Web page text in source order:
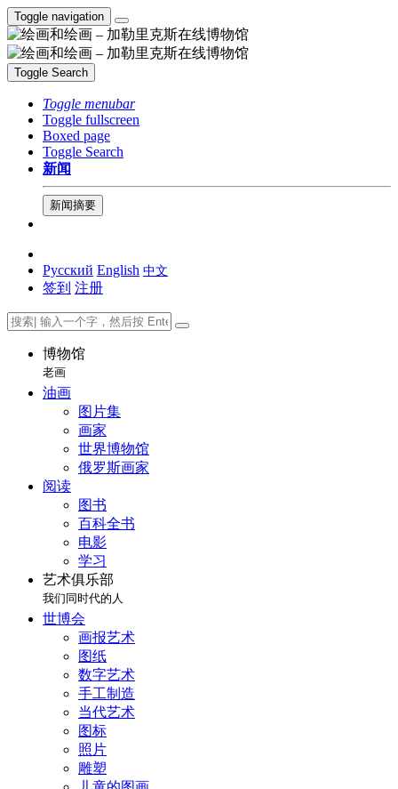
Toggle navigation
Toggle Search
Toggle menubar
Toggle fullscreen
Boxed page
Toggle Search
新闻
新闻摘要
Русский English 中文
签到 注册
博物馆
老画
油画
图片集
画家
世界博物馆
俄罗斯画家
阅读
图书
百科全书
电影
学习
艺术俱乐部
我们同时代的人
世博会
画报艺术
图纸
数字艺术
手工制造
当代艺术
图标
照片
雕塑